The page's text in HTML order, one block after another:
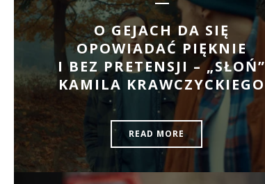
O GEJACH DA SIĘ
OPOWIADAĆ PIĘKNIE
I BEZ PRETENSJI – „SŁOŃ”
KAMILA KRAWCZYCKIEGO
READ MORE